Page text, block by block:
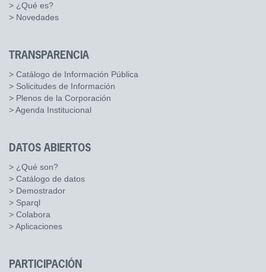
> ¿Qué es?
> Novedades
TRANSPARENCIA
> Catálogo de Información Pública
> Solicitudes de Información
> Plenos de la Corporación
> Agenda Institucional
DATOS ABIERTOS
> ¿Qué son?
> Catálogo de datos
> Demostrador
> Sparql
> Colabora
> Aplicaciones
PARTICIPACIÓN